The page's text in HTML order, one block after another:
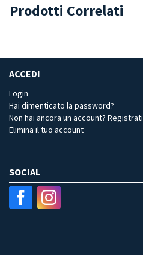
Prodotti Correlati
ACCEDI
Login
Hai dimenticato la password?
Non hai ancora un account? Registrati
Elimina il tuo account
SOCIAL